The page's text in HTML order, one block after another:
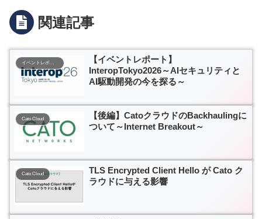
関連記事
イベントレポート
【イベントレポート】
InteropTokyo2026～AIセキュリティと
AI駆動開発の今を探る～
Cato Cloud
【後編】CatoクラウドのBackhaulingに
ついて～Internet Breakout～
Cato Cloud
TLS Encrypted Client Hello が Cato ク
ラウドに与える影響